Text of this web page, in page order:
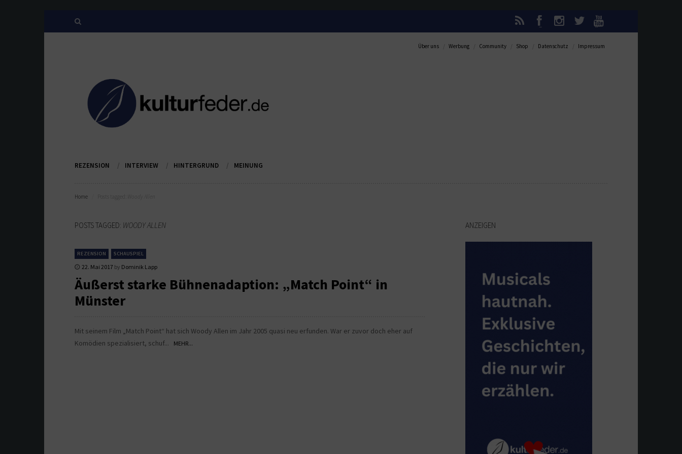
Über uns Werbung Community Shop Datenschutz Impressum
REZENSION INTERVIEW HINTERGRUND MEINUNG
Home
POSTS TAGGED: WOODY ALLEN
REZENSION SCHAUSPIEL
22. Mai 2017 by Dominik Lapp
Äußerst starke Bühnenadaption: „Match Point“ in
Münster
Mit seinem Film „Match Point“ hat sich Woody Allen im Jahr 2005 quasi neu erfunden. War er zuvor doch eher auf
Komödien spezialisiert, schuf...
MEHR...
ANZEIGEN